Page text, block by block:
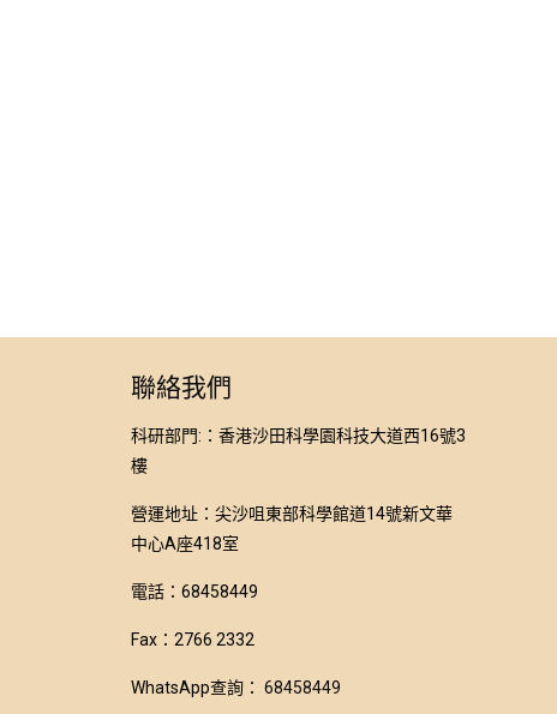
聯絡我們
科研部門:：香港沙田科學園科技大道西16號3
樓
營運地址：尖沙咀東部科學館道14號新文華
中心A座418室
電話：68458449
Fax：2766 2332
WhatsApp查詢：68458449